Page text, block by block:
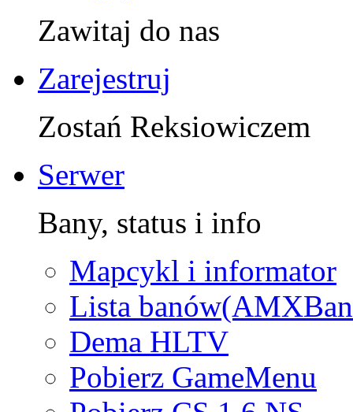
Zawitaj do nas
Zarejestruj
Zostań Reksiowiczem
Serwer
Bany, status i info
Mapcykl i informator
Lista
Dema HLTV
Pobierz GameMenu